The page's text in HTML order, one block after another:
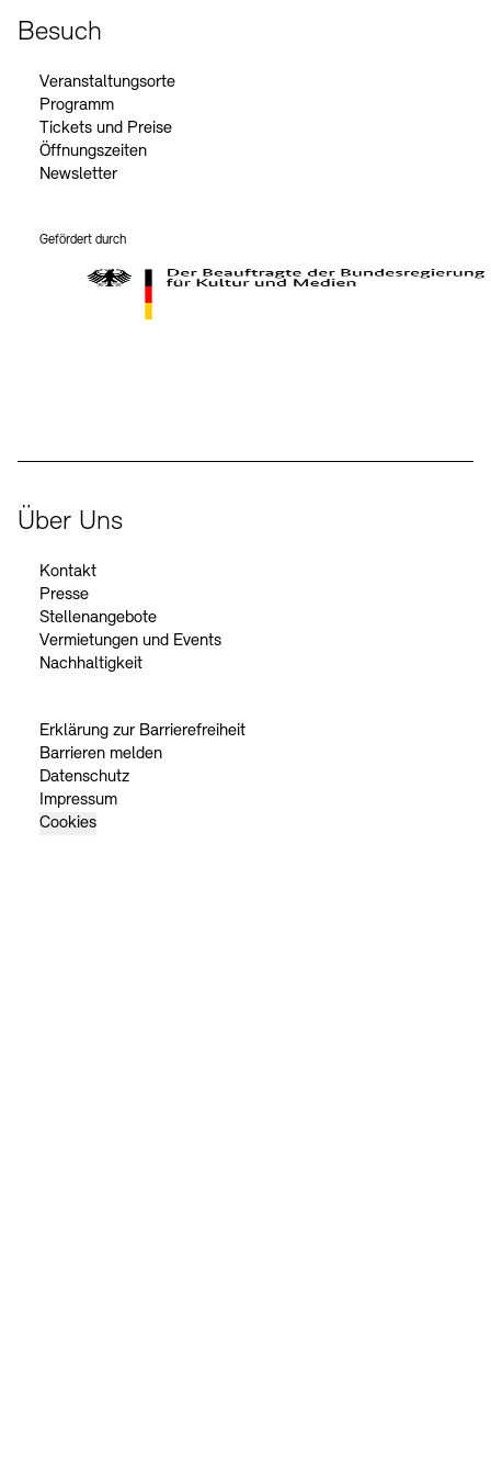
Besuch
Veranstaltungsorte
Programm
Tickets und Preise
Öffnungszeiten
Newsletter
Gefördert durch
Über Uns
Kontakt
Presse
Stellenangebote
Vermietungen und Events
Nachhaltigkeit
Erklärung zur Barrierefreiheit
Barrieren melden
Datenschutz
Impressum
Cookies